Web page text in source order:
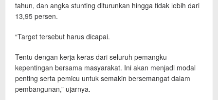
tahun, dan angka stunting diturunkan hingga tidak lebih dari
13,95 persen.
“Target tersebut harus dicapai.
Tentu dengan kerja keras dari seluruh pemangku
kepentingan bersama masyarakat. Ini akan menjadi modal
penting serta pemicu untuk semakin bersemangat dalam
pembangunan,” ujarnya.